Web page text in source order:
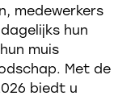
medewerkers
hun
muis
Met de
biedt u